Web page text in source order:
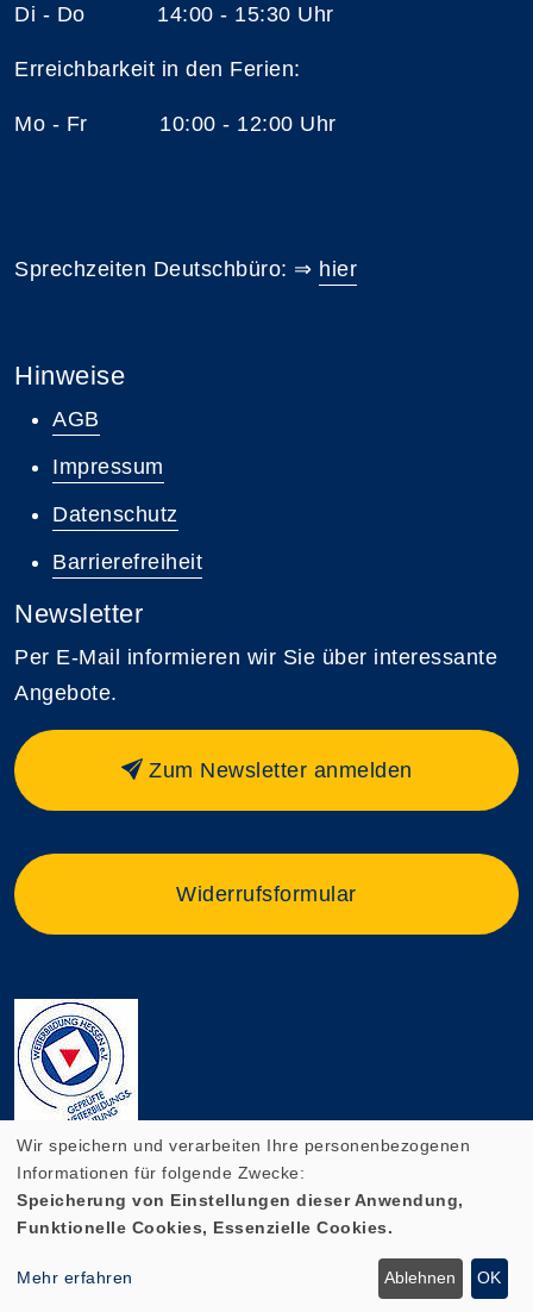
Di - Do 14:00 - 15:30 Uhr
Erreichbarkeit in den Ferien:
Mo - Fr 10:00 - 12:00 Uhr
Sprechzeiten Deutschbüro: ⇒ hier
Hinweise
AGB
Impressum
Datenschutz
Barrierefreiheit
Newsletter
Per E-Mail informieren wir Sie über interessante
Angebote.
Zum Newsletter anmelden
Widerrufsformular
Cookie Einstellungen
Wir speichern und verarbeiten Ihre personenbezogenen
Informationen für folgende Zwecke:
Speicherung von Einstellungen dieser Anwendung,
Funktionelle Cookies, Essenzielle Cookies.
Mehr erfahren Ablehnen OK